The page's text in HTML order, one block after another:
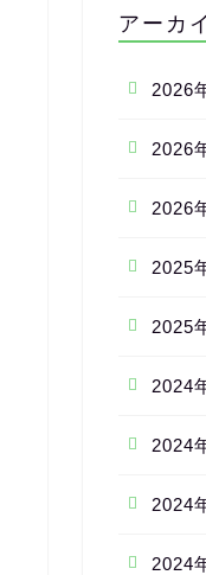
アーカ
2026
2026
2026
2025
2025
2024
2024
2024
2024